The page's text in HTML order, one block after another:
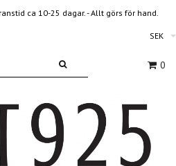
ca 10-25 dagar. - Allt görs för hand.
SEK
0